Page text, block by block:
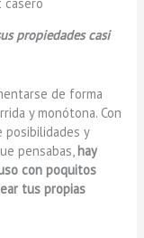
propiedades casi
de forma
y monótona. Con
posibilidades y
pensabas,hay
con poquitos
tus propias